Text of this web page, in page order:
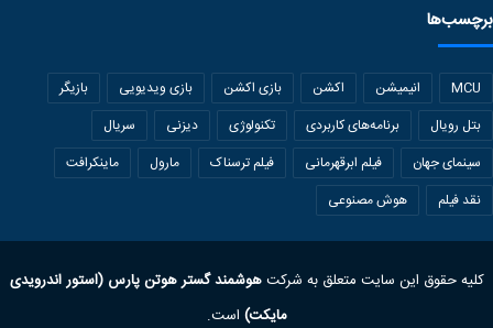
برچسب‌ها
MCU انیمیشن اکشن بازی اکشن بازی ویدیویی
بازیگر
بتل رویال
برنامه‌های کاربردی تکنولوژی دیزنی
سریال
سینمای جهان
فیلم ابرقهرمانی فیلم ترسناک مارول
ماینکرافت
نقد فیلم
هوش مصنوعی
کلیه حقوق این سایت متعلق به شرکتهوشمند گستر هوتن پارس (استور اندرویدی
مایکت) است.